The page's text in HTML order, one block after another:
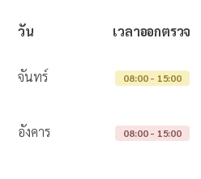
วัน เวลาออกตรวจ
จันทร์ 08:00 - 15:00
อังคาร 08:00 - 15:00